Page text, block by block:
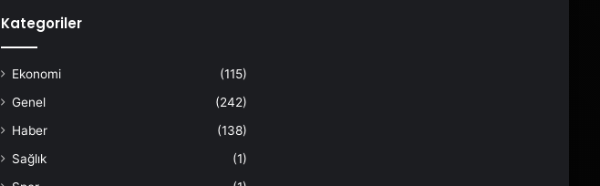
Kategoriler
Ekonomi
(115)
Genel
(242)
Haber
(138)
Sağlık
(1)